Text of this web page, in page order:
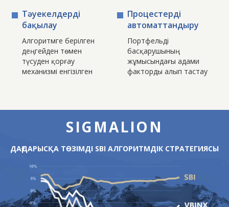
Тәуекелдерді
бақылау
Алгоритмге берілген
деңгейден төмен
түсуден қорғау
механизмі енгізілген
Процестерді
автоматтандыру
Портфельді
басқарушының
жұмысындағы адами
факторды алып тастау
SIGMALION
ДАҒДАРЫСҚА ТӨЗІМДІ SBI АЛГОРИТМДІК СТРАТЕГИЯСЫ